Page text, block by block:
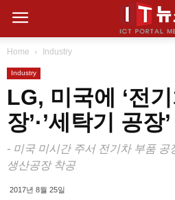
Home Industry
Industry
LG, 미국에 ‘전
장’·’세탁기 공장
- 미국 미시간 주서 전기차 부품 공
생산공장 착공
2017년 8월 25일